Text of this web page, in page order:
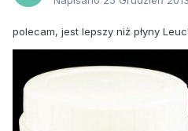
polecam, jest lepszy niż płyny